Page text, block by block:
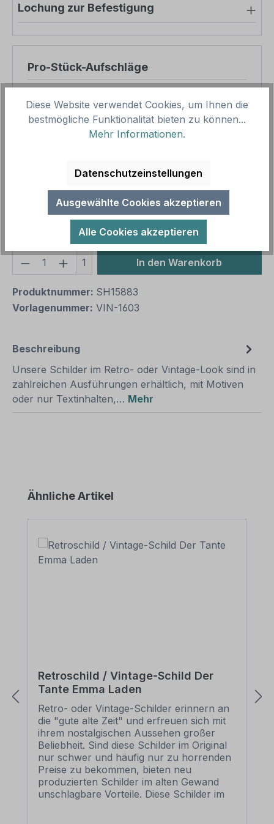
Lochung zur Befestigung
Pro-Stück-Aufschläge
Zwischensumme
8,57 €
Gesamtpreis
Preise inkl. MwSt. zzgl. Versandkosten
Aufgrund von Neuberechnungen im Warenkorb sind
abweichende Endpreise möglich.
Produkt Anzahl: Gib den gewünschten
1 In den Warenkorb
Produktnummer: SH15883
Vorlagenummer: VIN-1603
Beschreibung
Unsere Schilder im Retro- oder Vintage-Look sind in
zahlreichen Ausführungen erhältlich, mit Motiven
oder nur Textinhalten,… Mehr
Produktgalerie überspringen
Ähnliche Artikel
Retroschild / Vintage-Schild Der
Tante Emma Laden
Retro- oder Vintage-Schilder erinnern an
die "gute alte Zeit" und erfreuen sich mit
ihrem nostalgischen Aussehen großer
Beliebheit. Sind diese Schilder im Original
nur schwer und häufig nur zu horrenden
Preise zu bekommen, bieten neu
produzierten Schilder im alten Gewand
unschlagbare Vorteile. Diese Schilder im
Diese Website verwendet Cookies, um Ihnen die
bestmögliche Funktionalität bieten zu können...
Mehr Informationen.
Datenschutzeinstellungen
Ausgewählte Cookies akzeptieren
Alle Cookies akzeptieren